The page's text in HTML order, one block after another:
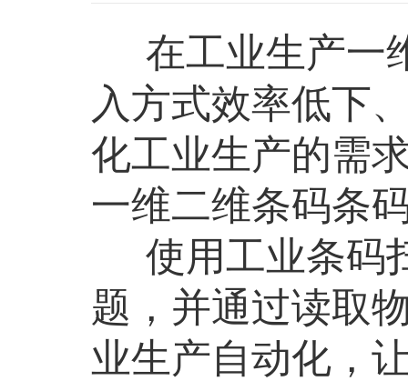
在工业生产一
入方式效率低下
化工业生产的需
一维二维条码条
使用工业条码
题，并通过读取
业生产自动化，